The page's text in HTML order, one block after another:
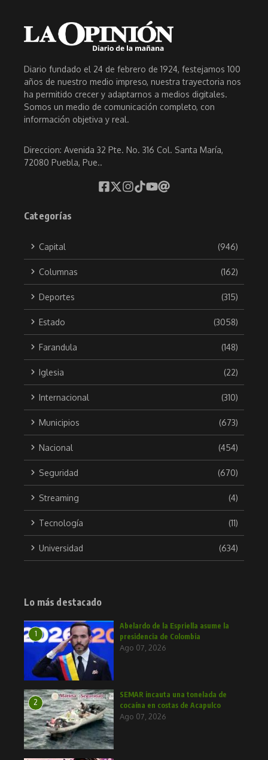
Diario fundado el 24 de febrero de 1924, festejamos 100
años de nuestro medio impreso, nuestra trayectoria nos
ha permitido crecer y adaptarnos a medios digitales.
Somos un medio de comunicación completo, con
información objetiva y real.
Direccion: Avenida 32 Pte. No. 316 Col. Santa María,
72080 Puebla, Pue..
Categorías
Capital (946)
Columnas (162)
Deportes (315)
Estado (3058)
Farandula (148)
Iglesia (22)
Internacional (310)
Municipios (673)
Nacional (454)
Seguridad (670)
Streaming (4)
Tecnología (11)
Universidad (634)
Lo más destacado
1
Abelardo de la Espriella asume la
presidencia de Colombia
Ago 07, 2026
2
SEMAR incauta una tonelada de
cocaína en costas de Acapulco
Ago 07, 2026